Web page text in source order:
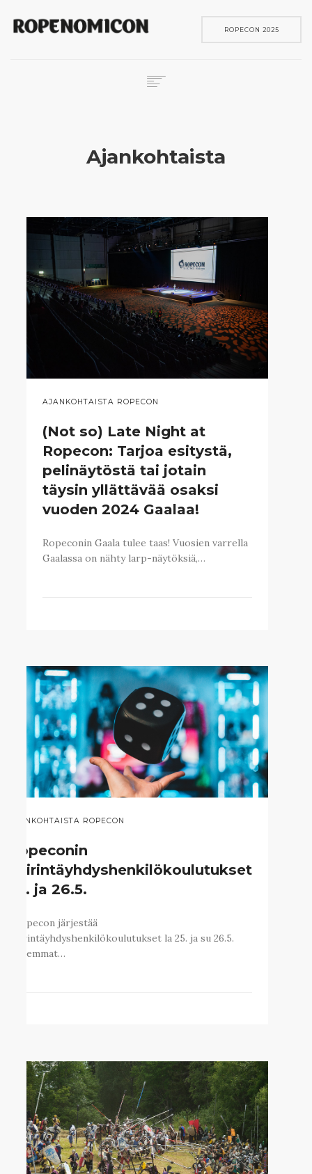
ROPECON 2025
Ajankohtaista
AJANKOHTAISTA ROPECON
(Not so) Late Night at
Ropecon: Tarjoa esitystä,
pelinäytöstä tai jotain
täysin yllättävää osaksi
vuoden 2024 Gaalaa!
Ropeconin Gaala tulee taas! Vuosien varrella
Gaalassa on nähty larp-näytöksiä,…
AJANKOHTAISTA ROPECON
Ropeconin
häirintäyhdyshenkilökoulutukset
25. ja 26.5.
Ropecon järjestää
häirintäyhdyshenkilökoulutukset la 25. ja su 26.5.
Molemmat…